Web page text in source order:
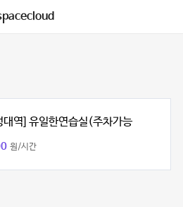
대역] 유일한연습실(주차가능
원/시간